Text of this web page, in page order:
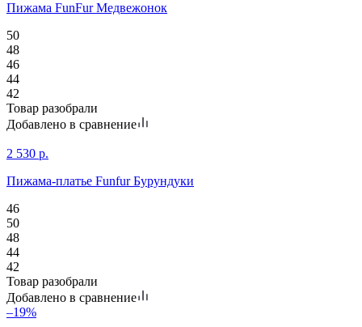
Пижама FunFur Медвежонок
50
48
46
44
42
Товар разобрали
Добавлено в сравнение
2 530 р.
Пижама-платье Funfur Бурундуки
46
50
48
44
42
Товар разобрали
Добавлено в сравнение
–19%